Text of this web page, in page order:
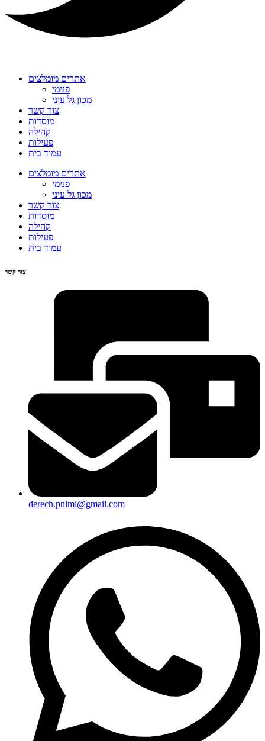
אתרים מומלצים
פנימי
מכון גל עיני
צור קשר
מוסדות
קהילה
פעילות
עמוד בית
אתרים מומלצים
פנימי
מכון גל עיני
צור קשר
מוסדות
קהילה
פעילות
עמוד בית
צור קשר
derech.pnimi@gmail.com